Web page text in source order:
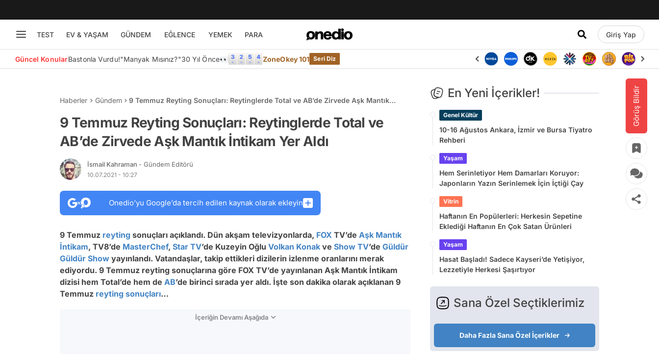
TEST EV & YAŞAM GÜNDEM EĞLENCE YEMEK PARA Giriş Yap
Güncel KonularBastonla Vurdu!"Manyak Mısınız?"30 Yıl Önce👀 ZoneOkey 101 Seri Diz
Görüş Bildir
Haberler Gündem
9 Temmuz Reyting Sonuçları: Reytinglerde Total ve AB’de Zirvede Aşk Mantık
9 Temmuz Reyting Sonuçları: Reytinglerde Total ve
AB’de Zirvede Aşk Mantık İntikam Yer Aldı
İsmail Kahraman - Gündem Editörü
10.07.2021 - 10:27
Onedio’yu Google’da tercih edilen kaynak olarak ekleyin
9 Temmuz reyting sonuçları açıklandı. Dün akşam televizyonlarda, FOX TV’de Aşk Mantık
İntikam, TV8’de MasterChef, Star TV’de Kuzeyin Oğlu Volkan Konak ve Show TV’de Güldür
Güldür Show yayınlandı. Vatandaşlar, takip ettikleri dizilerin izlenme oranlarını merak
ediyordu. 9 Temmuz reyting sonuçlarına göre FOX TV’de yayınlanan Aşk Mantık İntikam
dizisi hem Total’de hem de AB’de birinci sırada yer aldı. İşte son dakika olarak açıklanan 9
Temmuz reyting sonuçları…
İçeriğin Devamı Aşağıda
En Yeni İçerikler!
Genel Kültür
10-16 Ağustos Ankara, İzmir ve Bursa Tiyatro
Rehberi
Yaşam
Hem Serinletiyor Hem Damarları Koruyor:
Japonların Yazın Serinlemek İçin İçtiği Çay
Vitrin
Haftanın En Popülerleri: Herkesin Sepetine
Eklediği Haftanın En Çok Satan Ürünleri
Yaşam
Hasat Başladı! Sadece Kayseri’de Yetişiyor,
Lezzetiyle Herkesi Şaşırtıyor
Sana Özel Seçtiklerimiz
Daha Fazla Sana Özel İçerikler